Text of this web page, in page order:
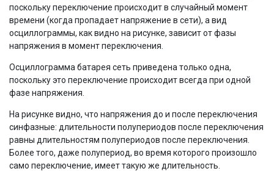
поскольку переключение происходит в случайный момент
времени (когда пропадает напряжение в сети), а вид
осциллограммы, как видно на рисунке, зависит от фазы
напряжения в момент переключения.
Осциллограмма батарея сеть приведена только одна,
поскольку это переключение происходит всегда при одной
фазе напряжения.
На рисунке видно, что напряжения до и после переключения
синфазные: длительности полупериодов после переключения
равны длительностям полупериодов после переключения.
Более того, даже полупериод, во время которого произошло
само переключение, имеет такую же длительность.